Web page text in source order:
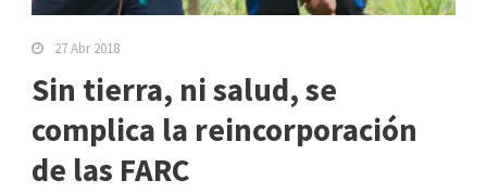
27 Abr 2018
Sin tierra, ni salud, se
complica la reincorporación
de las FARC